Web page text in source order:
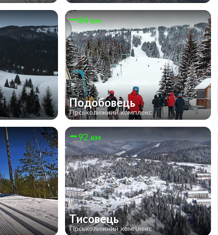
84 км
Подобовець
Гірськолижний комплекс
92 км
Тисовець
Гірськолижний комплекс